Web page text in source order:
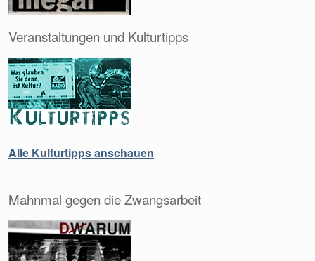
Veranstaltungen und Kulturtipps
Alle Kulturtipps anschauen
Mahnmal gegen die Zwangsarbeit